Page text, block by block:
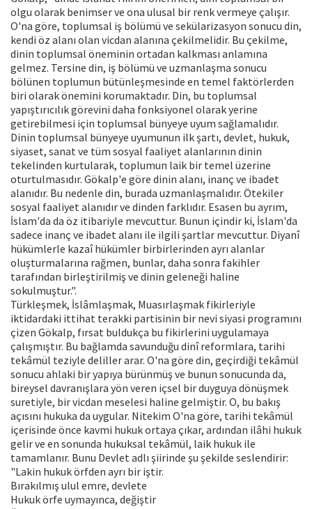
olgu olarak benimser ve ona ulusal bir renk vermeye çalışır.
O'na göre, toplumsal iş bölümü ve sekülarizasyon sonucu din,
kendi öz alanı olan vicdan alanına çekilmelidir. Bu çekilme,
dinin toplumsal öneminin ortadan kalkması anlamına
gelmez. Tersine din, iş bölümü ve uzmanlaşma sonucu
bölünen toplumun bütünleşmesinde en temel faktörlerden
biri olarak önemini korumaktadır. Din, bu toplumsal
yapıştırıcılık görevini daha fonksiyonel olarak yerine
getirebilmesi için toplumsal bünyeye uyum sağlamalıdır.
Dinin toplumsal bünyeye uyumunun ilk şartı, devlet, hukuk,
siyaset, sanat ve tüm sosyal faaliyet alanlarının dinin
tekelinden kurtularak, toplumun laik bir temel üzerine
oturtulmasıdır. Gökalp'e göre dinin alanı, inanç ve ibadet
alanıdır. Bu nedenle din, burada uzmanlaşmalıdır. Ötekiler
sosyal faaliyet alanıdır ve dinden farklıdır. Esasen bu ayrım,
İslam'da da öz itibariyle mevcuttur. Bunun içindir ki, İslam'da
sadece inanç ve ibadet alanı ile ilgili şartlar mevcuttur. Diyanî
hükümlerle kazaî hükümler birbirlerinden ayrı alanlar
oluşturmalarına rağmen, bunlar, daha sonra fakihler
tarafından birleştirilmiş ve dinin geleneği haline
sokulmuştur.".
Türkleşmek, İslâmlaşmak, Muasırlaşmak fikirleriyle
iktidardaki ittihat terakki partisinin bir nevi siyasi programını
çizen Gökalp, fırsat buldukça bu fikirlerini uygulamaya
çalışmıştır. Bu bağlamda savunduğu dinî reformlara, tarihi
tekâmül teziyle deliller arar. O'na göre din, geçirdiği tekâmül
sonucu ahlaki bir yapıya bürünmüş ve bunun sonucunda da,
bireysel davranışlara yön veren içsel bir duyguya dönüşmek
suretiyle, bir vicdan meselesi haline gelmiştir. O, bu bakış
açısını hukuka da uygular. Nitekim O'na göre, tarihi tekâmül
içerisinde önce kavmi hukuk ortaya çıkar, ardından ilâhi hukuk
gelir ve en sonunda hukuksal tekâmül, laik hukuk ile
tamamlanır. Bunu Devlet adlı şiirinde şu şekilde seslendirir:
"Lakin hukuk örfden ayrı bir iştir.
Bırakılmış ulul emre, devlete
Hukuk örfe uymayınca, değiştir